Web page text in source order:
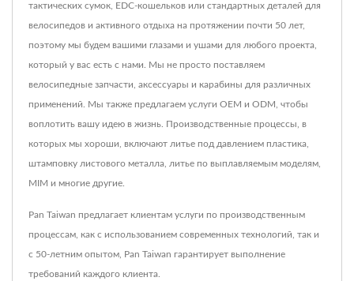
тактических сумок, EDC-кошельков или стандартных деталей для
велосипедов и активного отдыха на протяжении почти 50 лет,
поэтому мы будем вашими глазами и ушами для любого проекта,
который у вас есть с нами. Мы не просто поставляем
велосипедные запчасти, аксессуары и карабины для различных
применений. Мы также предлагаем услуги OEM и ODM, чтобы
воплотить вашу идею в жизнь. Производственные процессы, в
которых мы хороши, включают литье под давлением пластика,
штамповку листового металла, литье по выплавляемым моделям,
MIM и многие другие.
Pan Taiwan предлагает клиентам услуги по производственным
процессам, как с использованием современных технологий, так и
с 50-летним опытом, Pan Taiwan гарантирует выполнение
требований каждого клиента.